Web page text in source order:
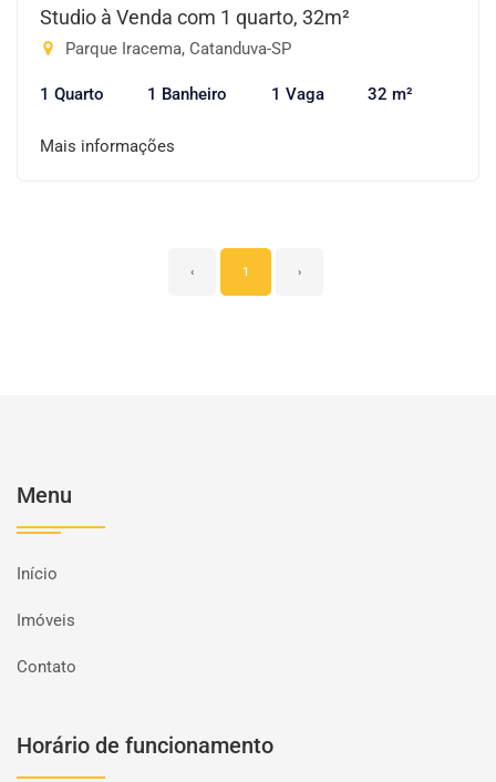
Studio à Venda com 1 quarto, 32m²
Parque Iracema, Catanduva-SP
1 Quarto 1 Banheiro 1 Vaga 32 m²
Mais informações
‹ 1 ›
Menu
Início
Imóveis
Contato
Horário de funcionamento